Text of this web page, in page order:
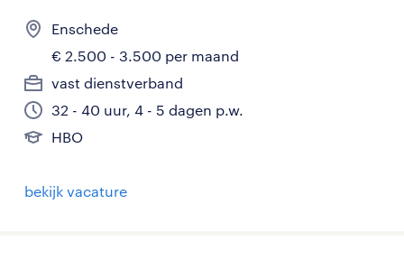
Enschede
€ 2.500 - 3.500 per maand
vast dienstverband
32 - 40 uur, 4 - 5 dagen p.w.
HBO
bekijk vacature